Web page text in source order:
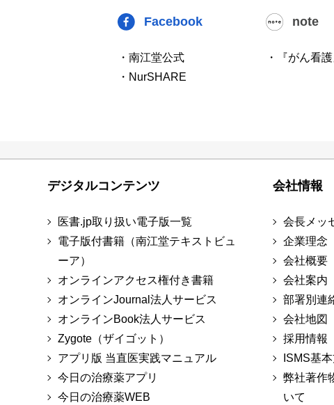
Facebook
・南江堂公式
・NurSHARE
note
・『がん看
デジタルコンテンツ
医書.jp取り扱い電子版一覧
電子版付書籍（南江堂テキストビュ
ーア）
オンラインアクセス権付き書籍
オンラインJournal法人サービス
オンラインBook法人サービス
Zygote（ザイゴット）
アプリ版 当直医実践マニュアル
今日の治療薬アプリ
今日の治療薬WEB
会社情報
会長メッ
企業理念
会社概要
会社案内
部署別連
会社地図
採用情報
ISMS基
弊社著作
いて